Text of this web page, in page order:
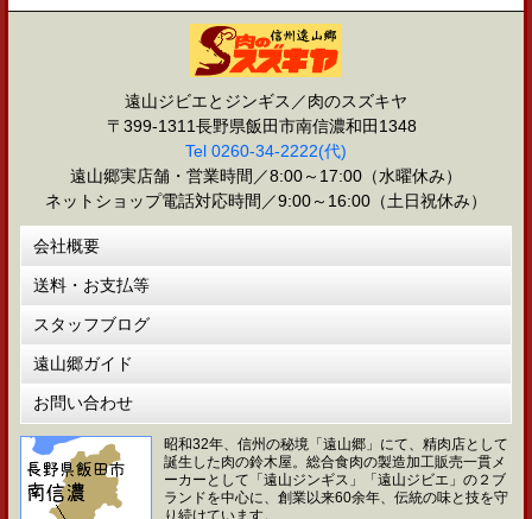
遠山ジビエとジンギス／肉のスズキヤ
〒399-1311長野県飯田市南信濃和田1348
Tel 0260-34-2222(代)
遠山郷実店舗・営業時間／8:00～17:00（水曜休み）
ネットショップ電話対応時間／9:00～16:00（土日祝休み）
会社概要
送料・お支払等
スタッフブログ
遠山郷ガイド
お問い合わせ
昭和32年、信州の秘境「遠山郷」にて、精肉店として
誕生した肉の鈴木屋。総合食肉の製造加工販売一貫メ
ーカーとして「遠山ジンギス」「遠山ジビエ」の２ブ
ランドを中心に、創業以来60余年、伝統の味と技を守
り続けています。